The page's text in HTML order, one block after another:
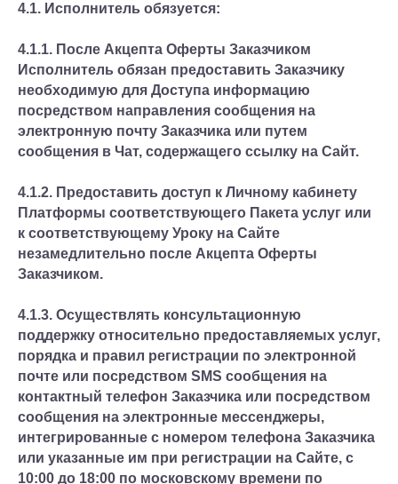
4.1. Исполнитель обязуется:
4.1.1. После Акцепта Оферты Заказчиком
Исполнитель обязан предоставить Заказчику
необходимую для Доступа информацию
посредством направления сообщения на
электронную почту Заказчика или путем
сообщения в Чат, содержащего ссылку на Сайт.
4.1.2. Предоставить доступ к Личному кабинету
Платформы соответствующего Пакета услуг или
к соответствующему Уроку на Сайте
незамедлительно после Акцепта Оферты
Заказчиком.
4.1.3. Осуществлять консультационную
поддержку относительно предоставляемых услуг,
порядка и правил регистрации по электронной
почте или посредством SMS сообщения на
контактный телефон Заказчика или посредством
сообщения на электронные мессенджеры,
интегрированные с номером телефона Заказчика
или указанные им при регистрации на Сайте, с
10:00 до 18:00 по московскому времени по